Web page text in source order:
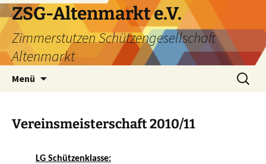
ZSG-Altenmarkt e.V.
Zimmerstutzen Schützengesellschaft
Altenmarkt
Menü
Suchen
nach:
Vereinsmeisterschaft 2010/11
LG Schützenklasse: